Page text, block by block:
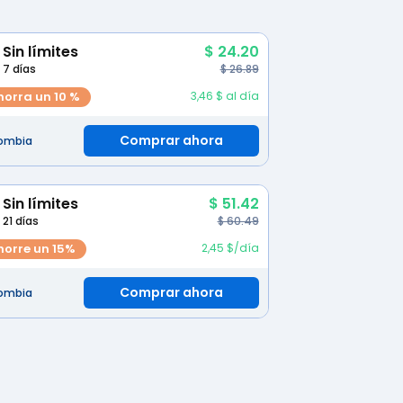
Sin límites $ 24.20
7 días $ 26.89
un 10 % 3,46 $ al día
Comprar ahora
Sin límites $ 51.42
21 días $ 60.49
un 15% 2,45 $/día
Comprar ahora